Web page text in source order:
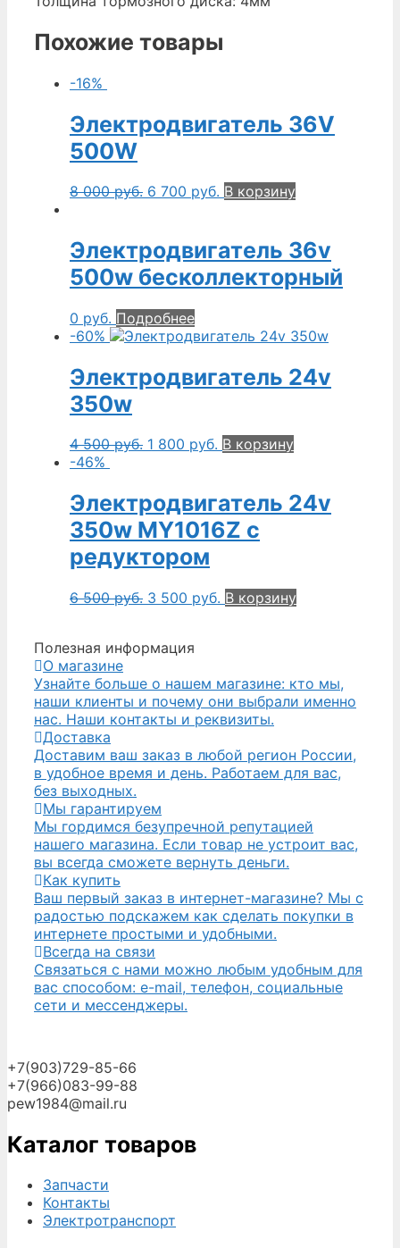
Похожие товары
-16%
Электродвигатель 36V
500W
8 000руб. 6 700 руб. В корзину
Электродвигатель 36v
500w бесколлекторный
0 руб. Подробнее
-60%
Электродвигатель 24v
350w
4 500руб. 1 800 руб. В корзину
-46%
Электродвигатель 24v
350w MY1016Z с
редуктором
6 500руб. 3 500 руб. В корзину
Полезная информация
О магазине
Узнайте больше о нашем магазине: кто мы,
наши клиенты и почему они выбрали именно
нас. Наши контакты и реквизиты.
Доставка
Доставим ваш заказ в любой регион России,
в удобное время и день. Работаем для вас,
без выходных.
Мы гарантируем
Мы гордимся безупречной репутацией
нашего магазина. Если товар не устроит вас,
вы всегда сможете вернуть деньги.
Как купить
Ваш первый заказ в интернет-магазине? Мы с
радостью подскажем как сделать покупки в
интернете простыми и удобными.
Всегда на связи
Связаться с нами можно любым удобным для
вас способом: e-mail, телефон, социальные
сети и мессенджеры.
+7(903)729-85-66
+7(966)083-99-88
pew1984@mail.ru
Каталог товаров
Запчасти
Контакты
Электротранспорт